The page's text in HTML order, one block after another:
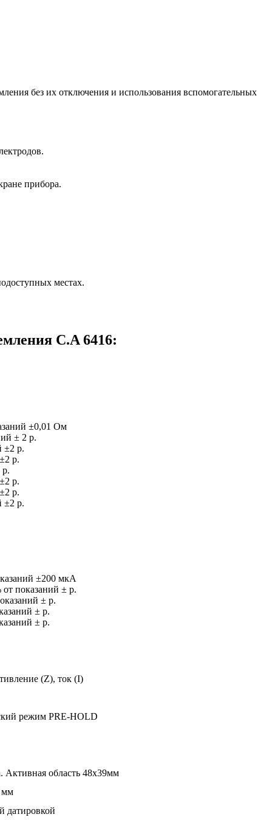
без их отключения и использования вспомогательных
прибора.
местах.
C.A 6416:
±0,01 Ом
± 2 р.
±2 р.
р.
р.
р.
р.
±2 р.
±200 мкА
показаний ± р.
± р.
± р.
± р.
(Z), ток (I)
режим PRE-HOLD
Активная область 48x39мм
мм
датировкой